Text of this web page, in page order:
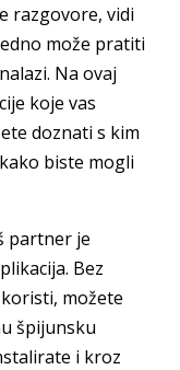
razgovore, vidi
može pratiti
Na ovaj
koje vas
doznati s kim
biste mogli
partner je
Bez
možete
špijunsku
i kroz